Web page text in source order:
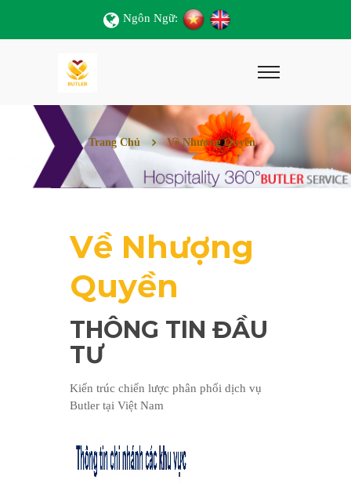
Ngôn Ngữ:
Trang Chủ Về Nhượng Quyền
Về Nhượng
Quyền
THÔNG TIN ĐẦU
TƯ
Kiến trúc chiến lược phân phối dịch vụ
Butler tại Việt Nam